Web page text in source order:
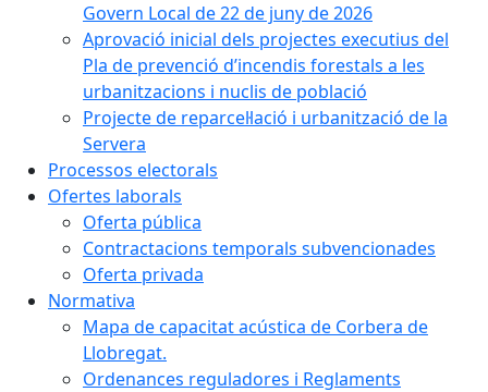
Govern Local de 22 de juny de 2026
Aprovació inicial dels projectes executius del
Pla de prevenció d’incendis forestals a les
urbanitzacions i nuclis de població
Projecte de reparcel·lació i urbanització de la
Servera
Processos electorals
Ofertes laborals
Oferta pública
Contractacions temporals subvencionades
Oferta privada
Normativa
Mapa de capacitat acústica de Corbera de
Llobregat.
Ordenances reguladores i Reglaments